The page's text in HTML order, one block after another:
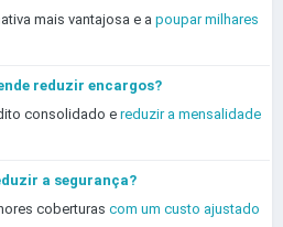
mais vantajosa e a poupar milhares
reduzir encargos?
consolidado e reduzir a mensalidade
a segurança?
coberturas com um custo ajustado